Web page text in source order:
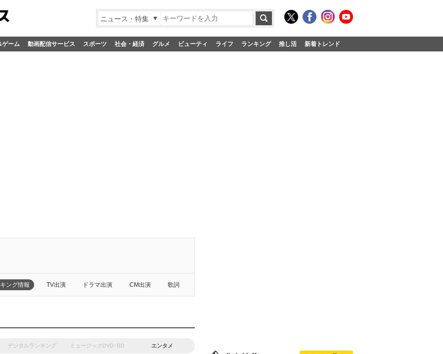
ニュース・特集
ゲーム 動画配信サービス スポーツ 社会・経済 グルメ ビューティ ライフ ランキング 推し活 新着トレンド
ング情報 TV出演 ドラマ出演 CM出演 歌詞
デジタルランキング ミュージックDVD･BD エンタメ